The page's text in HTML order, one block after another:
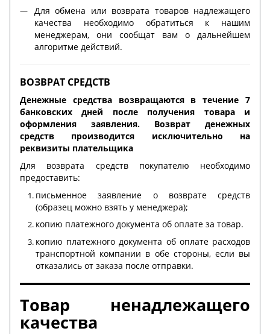
Для обмена или возврата товаров надлежащего
качества необходимо обратиться к нашим
менеджерам, они сообщат вам о дальнейшем
алгоритме действий.
ВОЗВРАТ СРЕДСТВ
Денежные средства возвращаются в течение 7
банковских дней после получения товара и
оформления заявления. Возврат денежных
средств производится исключительно на
реквизиты плательщика
Для возврата средств покупателю необходимо
предоставить:
письменное заявление о возврате средств
(образец можно взять у менеджера);
копию платежного документа об оплате за товар.
копию платежного документа об оплате расходов
транспортной компании в обе стороны, если вы
отказались от заказа после отправки.
Товар ненадлежащего
качества